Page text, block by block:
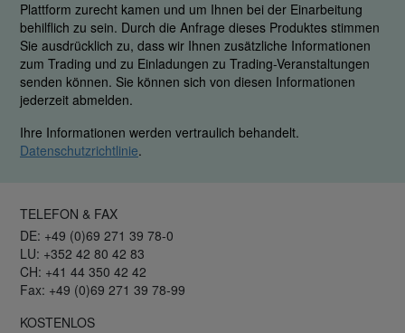
Plattform zurecht kamen und um Ihnen bei der Einarbeitung
behilflich zu sein. Durch die Anfrage dieses Produktes stimmen
Sie ausdrücklich zu, dass wir Ihnen zusätzliche Informationen
zum Trading und zu Einladungen zu Trading-Veranstaltungen
senden können. Sie können sich von diesen Informationen
jederzeit abmelden.
Ihre Informationen werden vertraulich behandelt.
Datenschutzrichtlinie.
TELEFON & FAX
DE: +49 (0)69 271 39 78-0
LU: +352 42 80 42 83
CH: +41 44 350 42 42
Fax: +49 (0)69 271 39 78-99
KOSTENLOS